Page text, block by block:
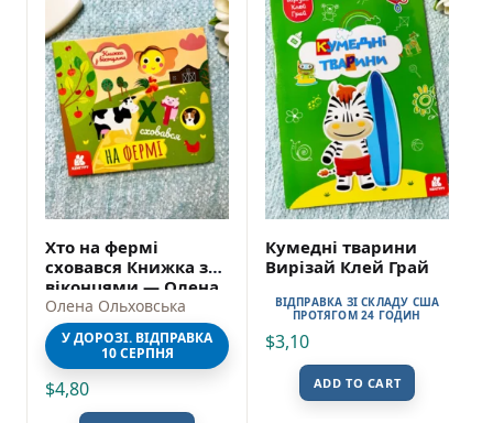
Хто на фермі
сховався Книжка з
віконцями — Олена
Ольховська
Олена Ольховська
У ДОРОЗІ. ВІДПРАВКА
10 СЕРПНЯ
$4,80
Кумедні тварини
Вирізай Клей Грай
ВІДПРАВКА ЗІ СКЛАДУ США
ПРОТЯГОМ 24 ГОДИН
$3,10
ADD TO CART